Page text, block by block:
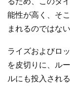
能性が高く、そ
まれるのではな
ライズおよびロ
を皮切りに、ル
ルにも投入され